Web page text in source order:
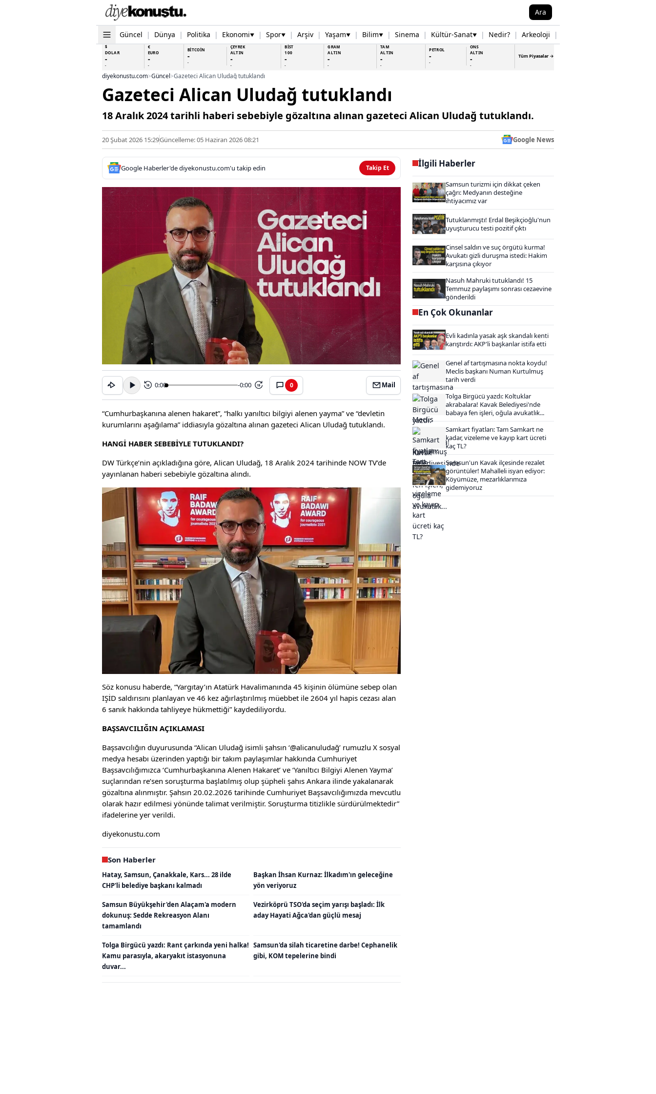
Ara
Güncel | Dünya | Politika | Ekonomi▼ | Spor▼ | Arşiv | Yaşam▼ | Bilim▼ | Sinema | Kültür-Sanat▼ | Nedir? | Arkeoloji |
$
DOLAR
-
-
€
EURO
-
-
BİTCOİN
-
-
ÇEYREK
ALTIN
-
-
BİST
100
-
-
GRAM
ALTIN
-
-
TAM
ALTIN
-
-
PETROL
-
-
ONS
ALTIN
-
-
Tüm Piyasalar →
diyekonustu.com>Güncel>Gazeteci Alican Uludağ tutuklandı
Gazeteci Alican Uludağ tutuklandı
18 Aralık 2024 tarihli haberi sebebiyle gözaltına alınan gazeteci Alican Uludağ tutuklandı.
20 Şubat 2026 15:29Güncelleme: 05 Haziran 2026 08:21 Google News
Google Haberler'de diyekonustu.com'u takip edin Takip Et
15 0:00 -0:00 15 0 Mail
“Cumhurbaşkanına alenen hakaret”, “halkı yanıltıcı bilgiyi alenen yayma” ve “devletin
kurumlarını aşağılama” iddiasıyla gözaltına alınan gazeteci Alican Uludağ tutuklandı.
HANGİ HABER SEBEBİYLE TUTUKLANDI?
DW Türkçe’nin açıkladığına göre, Alican Uludağ, 18 Aralık 2024 tarihinde NOW TV’de
yayınlanan haberi sebebiyle gözaltına alındı.
Söz konusu haberde, “Yargıtay’ın Atatürk Havalimanında 45 kişinin ölümüne sebep olan
IŞİD saldırısını planlayan ve 46 kez ağırlaştırılmış müebbet ile 2604 yıl hapis cezası alan
6 sanık hakkında tahliyeye hükmettiği” kaydediliyordu.
BAŞSAVCILIĞIN AÇIKLAMASI
Başsavcılığın duyurusunda “Alican Uludağ isimli şahsın ‘@alicanuludağ’ rumuzlu X sosyal
medya hesabı üzerinden yaptığı bir takım paylaşımlar hakkında Cumhuriyet
Başsavcılığımızca ‘Cumhurbaşkanına Alenen Hakaret’ ve ‘Yanıltıcı Bilgiyi Alenen Yayma’
suçlarından re’sen soruşturma başlatılmış olup şüpheli şahıs Ankara ilinde yakalanarak
gözaltına alınmıştır. Şahsın 20.02.2026 tarihinde Cumhuriyet Başsavcılığımızda mevcutlu
olarak hazır edilmesi yönünde talimat verilmiştir. Soruşturma titizlikle sürdürülmektedir”
ifadelerine yer verildi.
diyekonustu.com
Son Haberler
Hatay, Samsun, Çanakkale, Kars... 28 ilde
CHP'li belediye başkanı kalmadı
Başkan İhsan Kurnaz: İlkadım'ın geleceğine
yön veriyoruz
Samsun Büyükşehir'den Alaçam'a modern
dokunuş: Sedde Rekreasyon Alanı
tamamlandı
Vezirköprü TSO'da seçim yarışı başladı: İlk
aday Hayati Ağca'dan güçlü mesaj
Tolga Birgücü yazdı: Rant çarkında yeni halka!
Kamu parasıyla, akaryakıt istasyonuna
duvar...
Samsun'da silah ticaretine darbe! Cephanelik
gibi, KOM tepelerine bindi
İlgili Haberler
Samsun turizmi için dikkat çeken
çağrı: Medyanın desteğine
ihtiyacımız var
Tutuklanmıştı! Erdal Beşikçioğlu'nun
uyuşturucu testi pozitif çıktı
Cinsel saldırı ve suç örgütü kurma!
Avukatı gizli duruşma istedi: Hakim
karşısına çıkıyor
Nasuh Mahruki tutuklandı! 15
Temmuz paylaşımı sonrası cezaevine
gönderildi
En Çok Okunanlar
Evli kadınla yasak aşk skandalı kenti
karıştırdı: AKP'li başkanlar istifa etti
Genel af tartışmasına nokta koydu!
Meclis başkanı Numan Kurtulmuş
tarih verdi
Tolga Birgücü yazdı: Koltuklar
akrabalara! Kavak Belediyesi'nde
babaya fen işleri, oğula avukatlık...
Samkart fiyatları: Tam Samkart ne
kadar, vizeleme ve kayıp kart ücreti
kaç TL?
Samsun'un Kavak ilçesinde rezalet
görüntüler! Mahalleli isyan ediyor:
Köyümüze, mezarlıklarımıza
gidemiyoruz